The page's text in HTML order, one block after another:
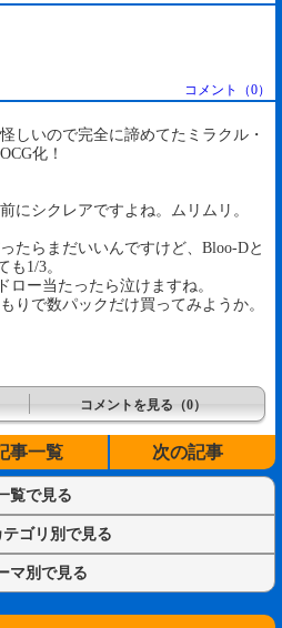
コメント（0）
しいので完全に諦めてたミラクル・
化！
にシクレアですよね。ムリムリ。
たらまだいいんですけど、Bloo-Dと
1/3。
ロー当たったら泣けますね。
りで数パックだけ買ってみようか。
コメントを見る（0）
事一覧 次の記事
覧で見る
ゴリ別で見る
マ別で見る